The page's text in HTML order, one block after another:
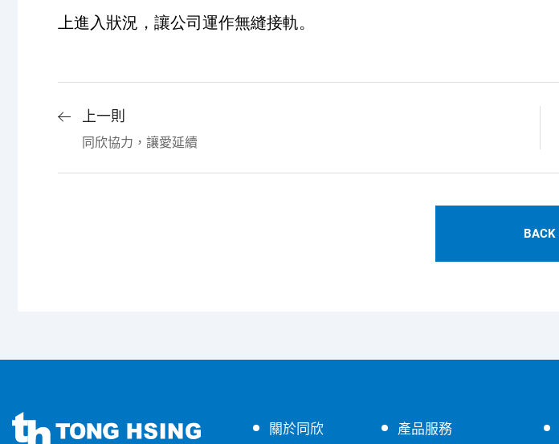
上進入狀況，讓公司運作無縫接軌。
上一則
同欣協力，讓愛延續
BACK
同
同
關於同欣 產品服務